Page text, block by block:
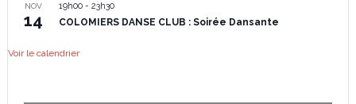
NOV
14
19h00- 23h30
COLOMIERS DANSE CLUB : Soirée Dansante
Voir le calendrier